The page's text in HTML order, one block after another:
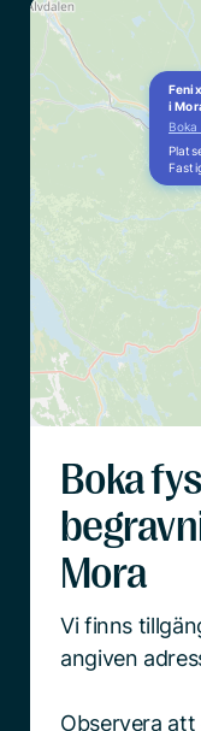
i
Boka
Mora
Vi finns
angiven
Observera